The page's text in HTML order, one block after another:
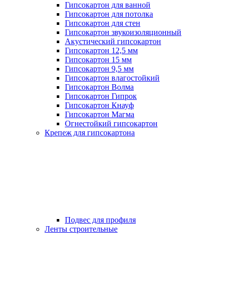
Гипсокартон для ванной
Гипсокартон для потолка
Гипсокартон для стен
Гипсокартон звукоизоляционный
Акустический гипсокартон
Гипсокартон 12,5 мм
Гипсокартон 15 мм
Гипсокартон 9,5 мм
Гипсокартон влагостойкий
Гипсокартон Волма
Гипсокартон Гипрок
Гипсокартон Кнауф
Гипсокартон Магма
Огнестойкий гипсокартон
Крепеж для гипсокартона
Подвес для профиля
Ленты строительные